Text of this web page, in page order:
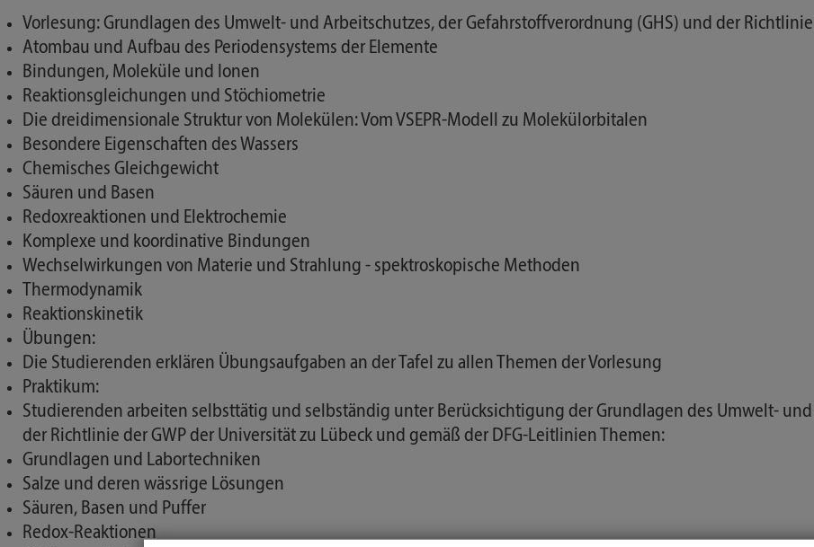
Vorlesung: Grundlagen des Umwelt- und Arbeitschutzes, der Gefahrstoffverordnung (GHS) und der Richtlinie
Atombau und Aufbau des Periodensystems der Elemente
Bindungen, Moleküle und Ionen
Reaktionsgleichungen und Stöchiometrie
Die dreidimensionale Struktur von Molekülen: Vom VSEPR-Modell zu Molekülorbitalen
Besondere Eigenschaften des Wassers
Chemisches Gleichgewicht
Säuren und Basen
Redoxreaktionen und Elektrochemie
Komplexe und koordinative Bindungen
Wechselwirkungen von Materie und Strahlung - spektroskopische Methoden
Thermodynamik
Reaktionskinetik
Übungen:
Die Studierenden erklären Übungsaufgaben an der Tafel zu allen Themen der Vorlesung
Praktikum:
Studierenden arbeiten selbsttätig und selbständig unter Berücksichtigung der Grundlagen des Umwelt-
der Richtlinie der GWP der Universität zu Lübeck und gemäß der DFG-Leitlinien Themen:
Grundlagen und Labortechniken
Salze und deren wässrige Lösungen
Säuren, Basen und Puffer
Redox-Reaktionen